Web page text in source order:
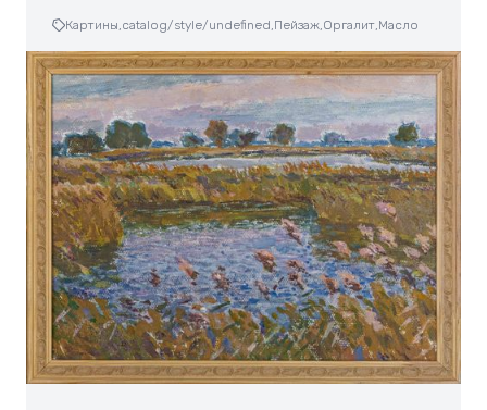
Картины,catalog/style/undefined,Пейзаж,Оргалит,Масло